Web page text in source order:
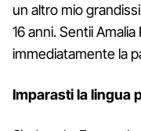
un altro mio
16 anni. Sentii
immediatamente la
Imparasti la lingua